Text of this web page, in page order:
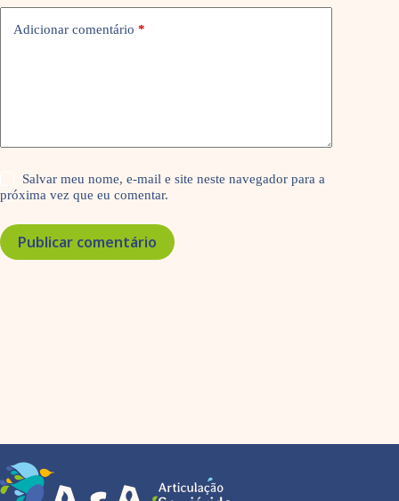
Adicionar comentário *
Salvar meu nome, e-mail e site neste navegador para a
próxima vez que eu comentar.
Publicar comentário